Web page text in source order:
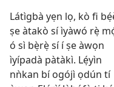
Látìgbà yẹn lọ, kò fi
ṣe àtakò sí ìyàwó rẹ̀
ó sì bẹ̀rẹ̀ sí í ṣe àwọn
ìyípadà pàtàkì. Lẹ́yìn
nǹkan bí ogójì ọdún tí